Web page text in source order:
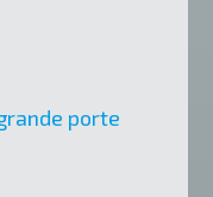
porte